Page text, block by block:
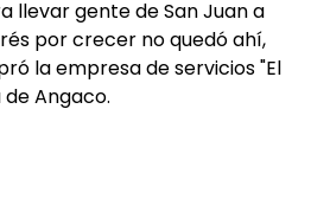
llevar gente de San Juan a
por crecer no quedó ahí,
la empresa de servicios "El
Angaco.